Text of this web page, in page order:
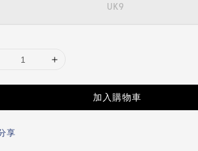
UK9
加入購物車
享